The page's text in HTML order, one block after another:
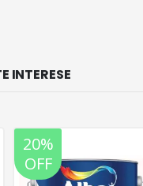
INTERESE
20%
OFF